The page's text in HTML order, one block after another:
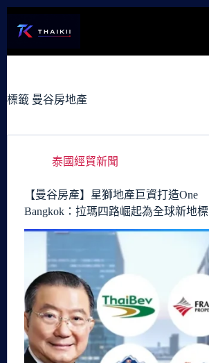
容
標籤 曼谷房地產
泰國經貿新聞
【曼谷房產】星獅地產巨資打造One
Bangkok：拉瑪四路崛起為全球新地標